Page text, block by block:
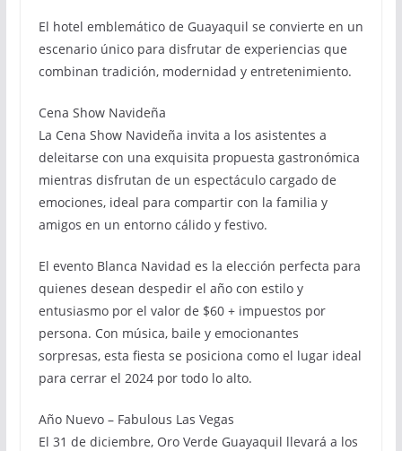
El hotel emblemático de Guayaquil se convierte en un
escenario único para disfrutar de experiencias que
combinan tradición, modernidad y entretenimiento.
Cena Show Navideña
La Cena Show Navideña invita a los asistentes a
deleitarse con una exquisita propuesta gastronómica
mientras disfrutan de un espectáculo cargado de
emociones, ideal para compartir con la familia y
amigos en un entorno cálido y festivo.
El evento Blanca Navidad es la elección perfecta para
quienes desean despedir el año con estilo y
entusiasmo por el valor de $60 + impuestos por
persona. Con música, baile y emocionantes
sorpresas, esta fiesta se posiciona como el lugar ideal
para cerrar el 2024 por todo lo alto.
Año Nuevo – Fabulous Las Vegas
El 31 de diciembre, Oro Verde Guayaquil llevará a los